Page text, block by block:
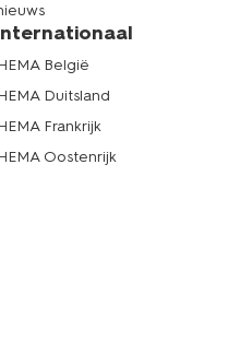
België
Duitsland
Frankrijk
Oostenrijk